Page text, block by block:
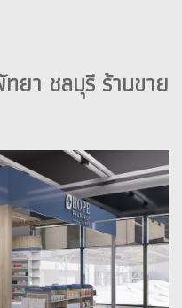
ยา ชลบุรี ร้านขาย